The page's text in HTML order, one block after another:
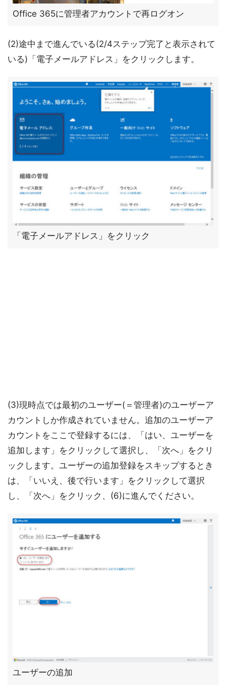
Office 365に管理者アカウントで再ログオン
(2)途中まで進んでいる(2/4ステップ完了と表示されて
いる)「電子メールアドレス」をクリックします。
「電子メールアドレス」をクリック
(3)現時点では最初のユーザー(＝管理者)のユーザーア
カウントしか作成されていません。追加のユーザーア
カウントをここで登録するには、「はい、ユーザーを
追加します」をクリックして選択し、「次へ」をクリ
ックします。ユーザーの追加登録をスキップするとき
は、「いいえ、後で行います」をクリックして選択
し、「次へ」をクリック、(6)に進んでください。
ユーザーの追加